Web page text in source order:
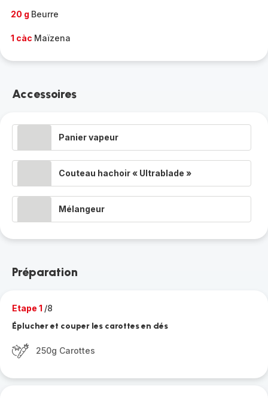
20 g Beurre
1 càc Maïzena
Accessoires
Panier vapeur
Couteau hachoir « Ultrablade »
Mélangeur
Préparation
Etape 1 /8
Éplucher et couper les carottes en dés
250g Carottes